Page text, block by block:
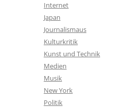
Internet
Japan
Journalismaus
Kulturkritik
Kunst und Technik
Medien
Musik
New York
Politik